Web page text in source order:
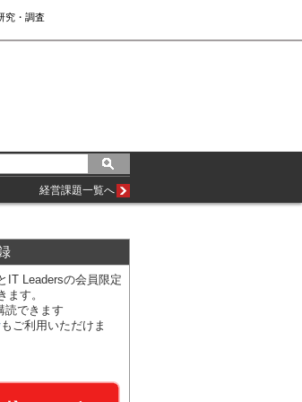
究・調査
経営課題一覧へ
IT Leadersの会員限定
ます。
読できます
もご利用いただけま